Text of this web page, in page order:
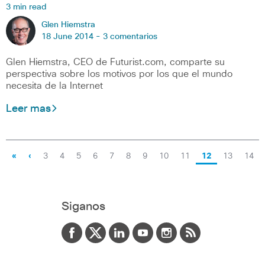
3 min read
Glen Hiemstra
18 June 2014 - 3 comentarios
Glen Hiemstra, CEO de Futurist.com, comparte su
perspectiva sobre los motivos por los que el mundo
necesita de la Internet
Leer mas
« ‹ 3 4 5 6 7 8 9 10 11 12 13 14
Siganos